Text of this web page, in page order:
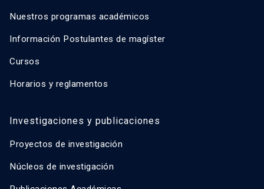
Nuestros programas académicos
Información Postulantes de magíster
Cursos
Horarios y reglamentos
Investigaciones y publicaciones
Proyectos de investigación
Núcleos de investigación